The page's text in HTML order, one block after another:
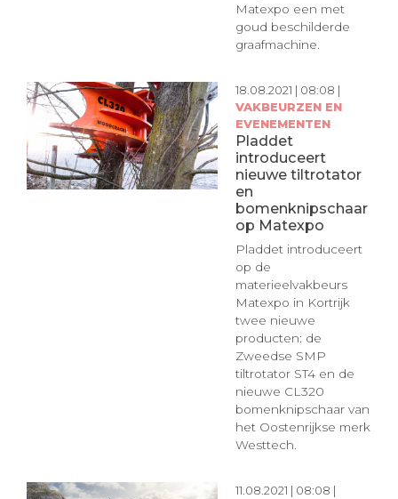
Matexpo een met
goud beschilderde
graafmachine.
18.08.2021 | 08:08 |
VAKBEURZEN EN
EVENEMENTEN
Pladdet
introduceert
nieuwe tiltrotator
en
bomenknipschaar
op Matexpo
Pladdet introduceert
op de
materieelvakbeurs
Matexpo in Kortrijk
twee nieuwe
producten: de
Zweedse SMP
tiltrotator ST4 en de
nieuwe CL320
bomenknipschaar van
het Oostenrijkse merk
Westtech.
11.08.2021 | 08:08 |